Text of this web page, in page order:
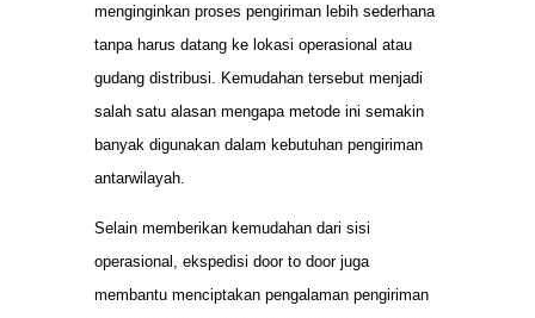
menginginkan proses pengiriman lebih sederhana
tanpa harus datang ke lokasi operasional atau
gudang distribusi. Kemudahan tersebut menjadi
salah satu alasan mengapa metode ini semakin
banyak digunakan dalam kebutuhan pengiriman
antarwilayah.
Selain memberikan kemudahan dari sisi
operasional, ekspedisi door to door juga
membantu menciptakan pengalaman pengiriman